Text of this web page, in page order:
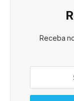
Receba